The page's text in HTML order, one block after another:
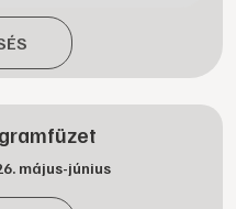
május-június